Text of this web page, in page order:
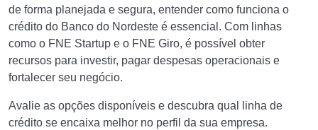
de forma planejada e segura, entender como funciona o
crédito do Banco do Nordeste é essencial. Com linhas
como o FNE Startup e o FNE Giro, é possível obter
recursos para investir, pagar despesas operacionais e
fortalecer seu negócio.
Avalie as opções disponíveis e descubra qual linha de
crédito se encaixa melhor no perfil da sua empresa.